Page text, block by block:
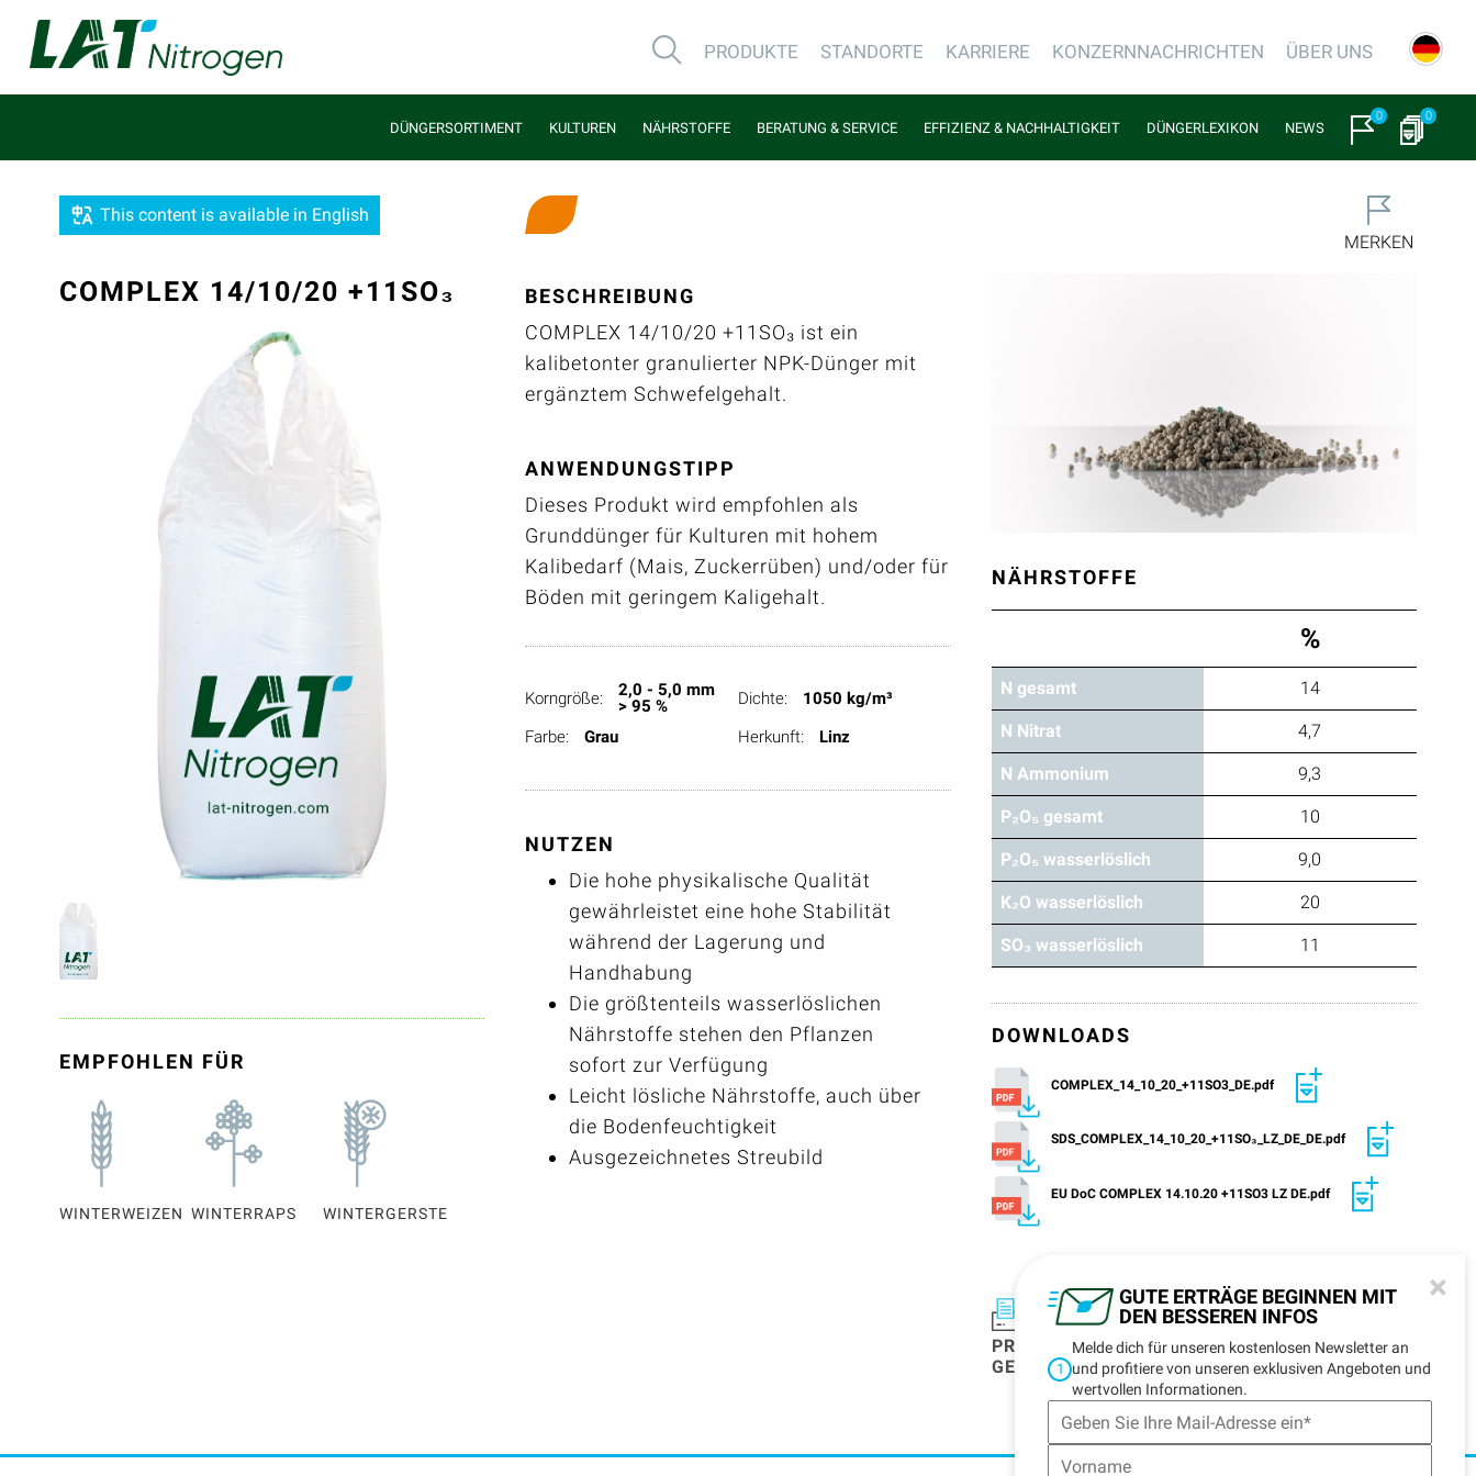
GUTE ERTRÄGE BEGINNEN MIT
DEN BESSEREN INFOS
×
1
Melde dich für unseren kostenlosen Newsletter an
und profitiere von unseren exklusiven Angeboten und
wertvollen Informationen.
PRODUKTE STANDORTE KARRIERE KONZERNNACHRICHTEN ÜBER UNS
DÜNGERSORTIMENT KULTUREN NÄHRSTOFFE BERATUNG & SERVICE EFFIZIENZ & NACHHALTIGKEIT DÜNGERLEXIKON NEWS
0 0
This content is available in English
COMPLEX 14/10/20 +11SO₃
EMPFOHLEN FÜR
WINTERWEIZEN WINTERRAPS WINTERGERSTE
BESCHREIBUNG
COMPLEX 14/10/20 +11SO₃ ist ein
kalibetonter granulierter NPK-Dünger mit
ergänztem Schwefelgehalt.
ANWENDUNGSTIPP
Dieses Produkt wird empfohlen als
Grunddünger für Kulturen mit hohem
Kalibedarf (Mais, Zuckerrüben) und/oder für
Böden mit geringem Kaligehalt.
Korngröße:
2,0 - 5,0 mm
> 95 %
Dichte:
1050 kg/m³
Farbe:
Grau Herkunft: Linz
NUTZEN
Die hohe physikalische Qualität
gewährleistet eine hohe Stabilität
während der Lagerung und
Handhabung
Die größtenteils wasserlöslichen
Nährstoffe stehen den Pflanzen
sofort zur Verfügung
Leicht lösliche Nährstoffe, auch über
die Bodenfeuchtigkeit
Ausgezeichnetes Streubild
MERKEN
NÄHRSTOFFE
%
N gesamt 14
N Nitrat 4,7
N Ammonium 9,3
P₂O₅ gesamt 10
P₂O₅ wasserlöslich 9,0
K₂O wasserlöslich 20
SO₃ wasserlöslich 11
DOWNLOADS
COMPLEX_14_10_20_+11SO3_DE.pdf
SDS_COMPLEX_14_10_20_+11SO₃_LZ_DE_DE.pdf
EU DoC COMPLEX 14.10.20 +11SO3 LZ DE.pdf
PRODUKTDATENBLATT
GENERIEREN
DATENBLATT ZUM
DOWNLOAD
CENTRE
HINZUFÜGEN